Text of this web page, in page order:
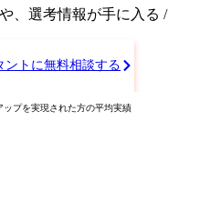
、選考情報が手に入る /
ントに無料相談する
プを実現された方の平均実績